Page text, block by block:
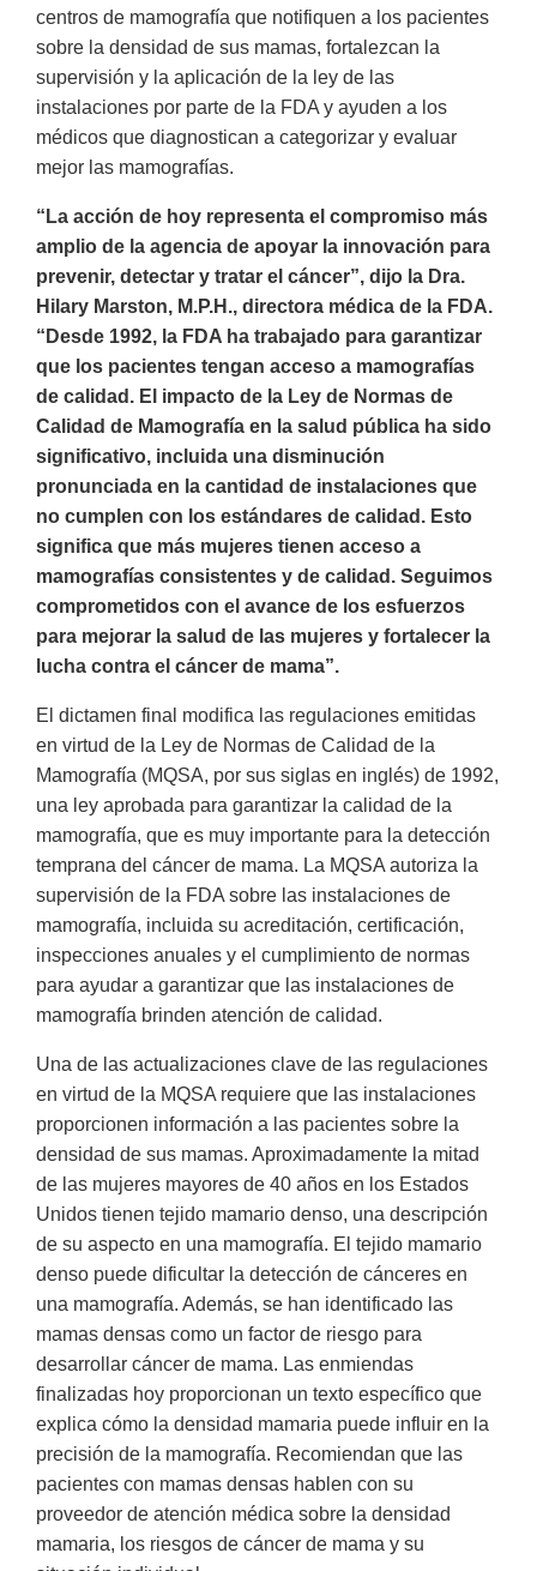
centros de mamografía que notifiquen a los pacientes
sobre la densidad de sus mamas, fortalezcan la
supervisión y la aplicación de la ley de las
instalaciones por parte de la FDA y ayuden a los
médicos que diagnostican a categorizar y evaluar
mejor las mamografías.
“La acción de hoy representa el compromiso más
amplio de la agencia de apoyar la innovación para
prevenir, detectar y tratar el cáncer”, dijo la Dra.
Hilary Marston, M.P.H., directora médica de la FDA.
“Desde 1992, la FDA ha trabajado para garantizar
que los pacientes tengan acceso a mamografías
de calidad. El impacto de la Ley de Normas de
Calidad de Mamografía en la salud pública ha sido
significativo, incluida una disminución
pronunciada en la cantidad de instalaciones que
no cumplen con los estándares de calidad. Esto
significa que más mujeres tienen acceso a
mamografías consistentes y de calidad. Seguimos
comprometidos con el avance de los esfuerzos
para mejorar la salud de las mujeres y fortalecer la
lucha contra el cáncer de mama”.
El dictamen final modifica las regulaciones emitidas
en virtud de la Ley de Normas de Calidad de la
Mamografía (MQSA, por sus siglas en inglés) de 1992,
una ley aprobada para garantizar la calidad de la
mamografía, que es muy importante para la detección
temprana del cáncer de mama. La MQSA autoriza la
supervisión de la FDA sobre las instalaciones de
mamografía, incluida su acreditación, certificación,
inspecciones anuales y el cumplimiento de normas
para ayudar a garantizar que las instalaciones de
mamografía brinden atención de calidad.
Una de las actualizaciones clave de las regulaciones
en virtud de la MQSA requiere que las instalaciones
proporcionen información a las pacientes sobre la
densidad de sus mamas. Aproximadamente la mitad
de las mujeres mayores de 40 años en los Estados
Unidos tienen tejido mamario denso, una descripción
de su aspecto en una mamografía. El tejido mamario
denso puede dificultar la detección de cánceres en
una mamografía. Además, se han identificado las
mamas densas como un factor de riesgo para
desarrollar cáncer de mama. Las enmiendas
finalizadas hoy proporcionan un texto específico que
explica cómo la densidad mamaria puede influir en la
precisión de la mamografía. Recomiendan que las
pacientes con mamas densas hablen con su
proveedor de atención médica sobre la densidad
mamaria, los riesgos de cáncer de mama y su